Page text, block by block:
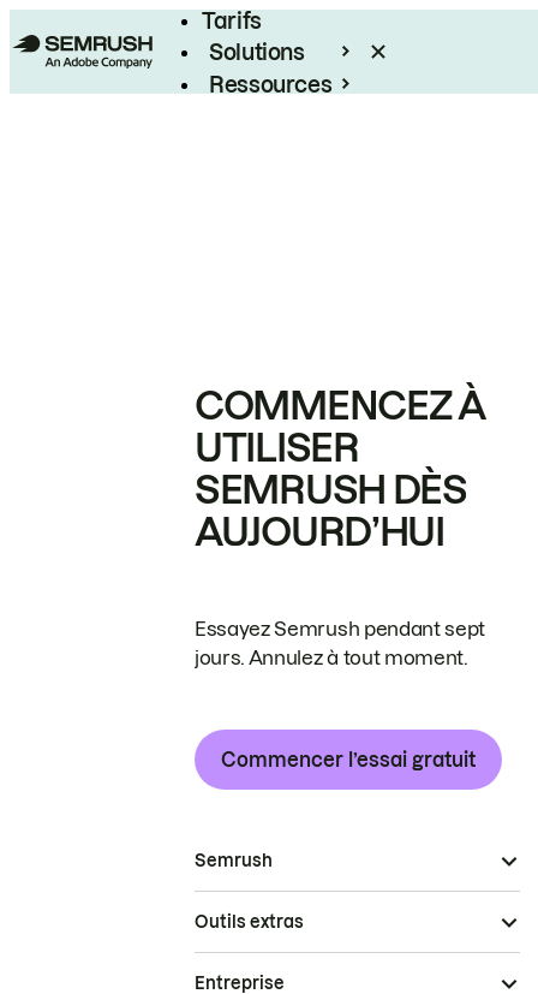
Tarifs
Solutions
Ressources
COMMENCEZ À
UTILISER
SEMRUSH DÈS
AUJOURD’HUI
Essayez Semrush pendant sept
jours. Annulez à tout moment.
Commencer l’essai gratuit
Semrush
Outils extras
Entreprise